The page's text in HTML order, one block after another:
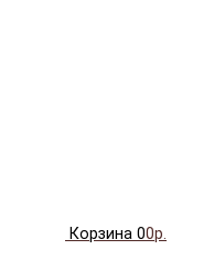
Корзина 00р.